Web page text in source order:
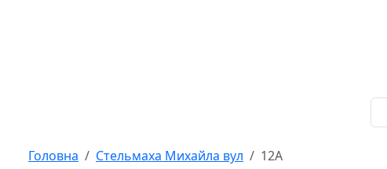
Головна Стельмаха Михайла вул 12А